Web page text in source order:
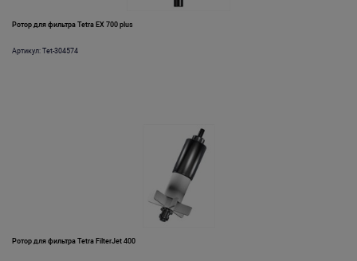
Ротор для фильтра Tetra EX 700 plus
Артикул: Tet-304574
Ротор для фильтра Tetra FilterJet 400